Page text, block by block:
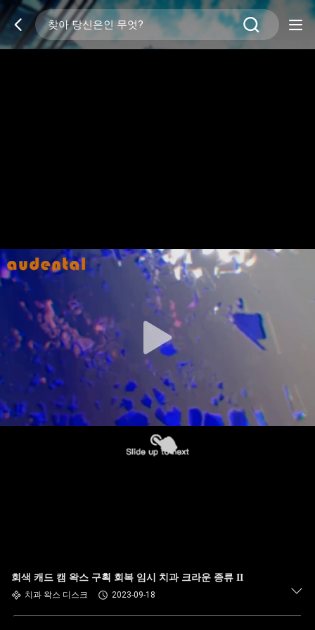
회색 캐드 캠 왁스 구획 회복 임시 치과 크라운 종류 II
치과 왁스 디스크 2023-09-18